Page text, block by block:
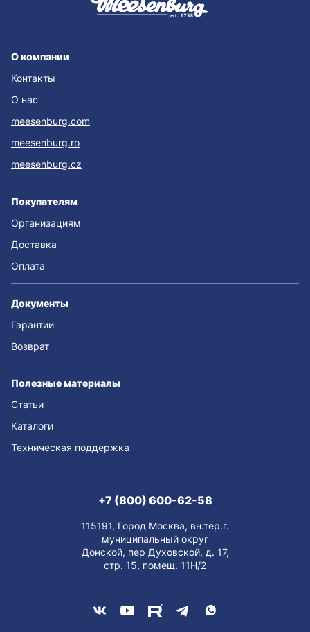
О компании
Контакты
О нас
meesenburg.com
meesenburg.ro
meesenburg.cz
Покупателям
Организациям
Доставка
Оплата
Документы
Гарантии
Возврат
Полезные материалы
Статьи
Каталоги
Техническая поддержка
+7 (800) 600-62-58
115191, Город Москва, вн.тер.г.
муниципальный округ
Донской, пер Духовской, д. 17,
стр. 15, помещ. 11Н/2